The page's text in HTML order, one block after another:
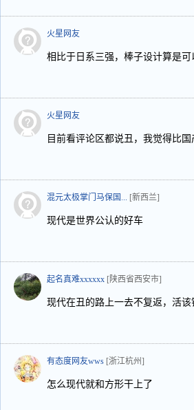
火星网友
相比于日系三强，棒子设计算是可
火星网友
目前看评论区都说丑，我觉得比
混元太极掌门马保国... [新西兰]
现代是世界公认的好车
起名真难xxxxxx [陕西省西安市]
现代在丑的路上一去不复返，活该
有态度网友wws [浙江杭州]
怎么现代就和方形干上了